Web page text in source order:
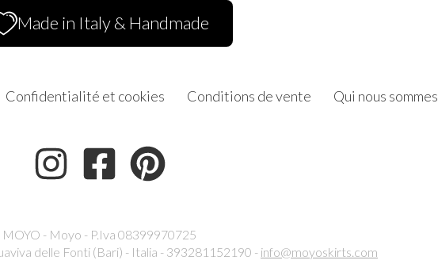
Made in Italy & Handmade
Confidentialité et cookies Conditions de vente Qui nous sommes
MOYO - Moyo - P.Iva 08399970725
delle Fonti (Bari) - Italia - 393281152190 - info@moyoskirts.com